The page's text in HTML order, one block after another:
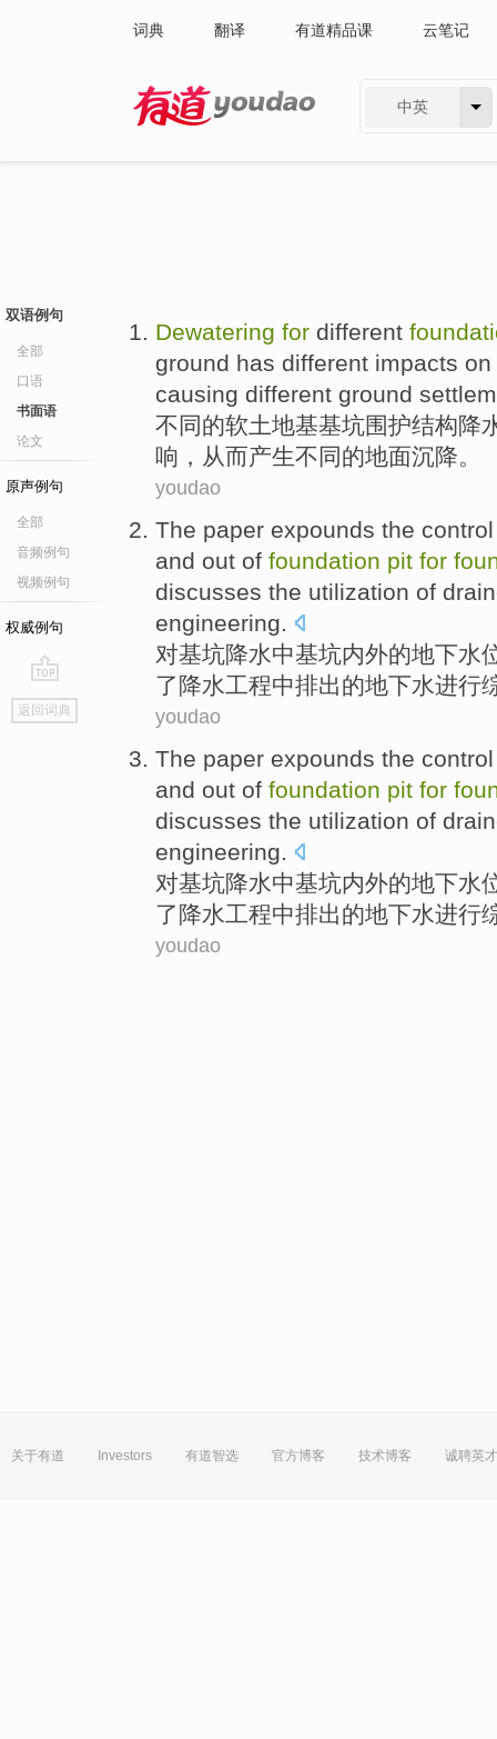
词典 翻译 有道精品课 云笔记
中英
双语例句
全部
口语
书面语
论文
原声例句
全部
音频例句
视频例句
权威例句
go
top
返回词典
Dewatering for different
ground has different impacts on
causing different ground
不同的软土地基基坑围护结构降
响 ， 从而产生不同的地面沉降。
youdao
The paper expounds the control
and out of foundation pit for
discusses the utilization of
engineering.
对基坑降水中基坑内外的地下水
了降水工程中排出的地下水进行
youdao
The paper expounds the control
and out of foundation pit for
discusses the utilization of
engineering
对基坑降水中基坑内外的地下水
了降水工程中排出的地下水进行
youdao
关于有道 Investors 有道智选 官方博客 技术博客 诚聘英才